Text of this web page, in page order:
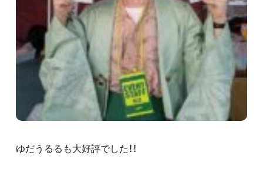
ゆだうるるも大好評でした！！